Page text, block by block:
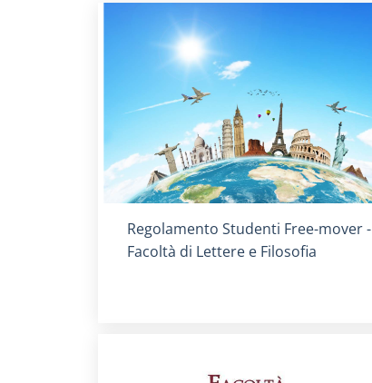
Titolo card:
Regolamento Studenti Free-mover -
Facoltà di Lettere e Filosofia